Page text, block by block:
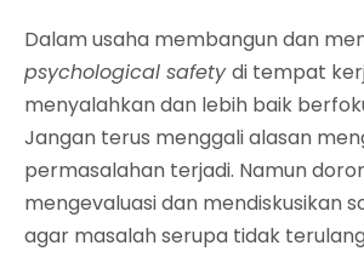
Dalam usaha membangun dan
psychological safetydi tempat
menyalahkan dan lebih baik
Jangan terus menggali alasan
permasalahan terjadi. Namun
mengevaluasi dan mendiskusikan
agar masalah serupa tidak